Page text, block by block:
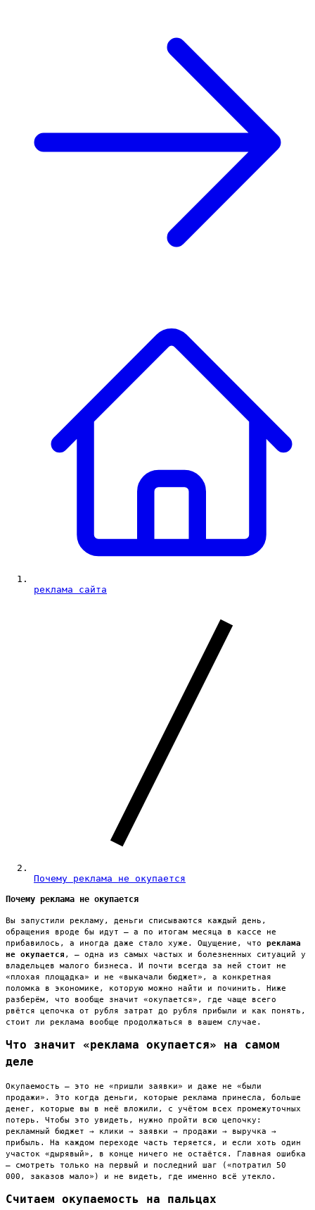
реклама сайта
Почему реклама не окупается
Почему реклама не окупается
Вы запустили рекламу, деньги списываются каждый день,
обращения вроде бы идут — а по итогам месяца в кассе не
прибавилось, а иногда даже стало хуже. Ощущение, что реклама
не окупается , — одна из самых частых и болезненных ситуаций у
владельцев малого бизнеса. И почти всегда за ней стоит не
«плохая площадка» и не «выкачали бюджет», а конкретная
поломка в экономике, которую можно найти и починить. Ниже
разберём, что вообще значит «окупается», где чаще всего
рвётся цепочка от рубля затрат до рубля прибыли и как понять,
стоит ли реклама вообще продолжаться в вашем случае.
Что значит «реклама окупается» на самом
деле
Окупаемость — это не «пришли заявки» и даже не «были
продажи». Это когда деньги, которые реклама принесла, больше
денег, которые вы в неё вложили, с учётом всех промежуточных
потерь. Чтобы это увидеть, нужно пройти всю цепочку:
рекламный бюджет → клики → заявки → продажи → выручка →
прибыль. На каждом переходе часть теряется, и если хоть один
участок «дырявый», в конце ничего не остаётся. Главная ошибка
— смотреть только на первый и последний шаг («потратил 50
000, заказов мало») и не видеть, где именно всё утекло.
Считаем окупаемость на пальцах